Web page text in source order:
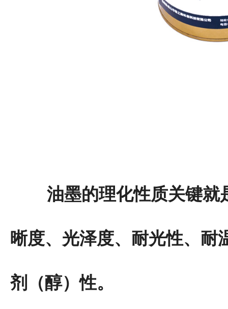
油墨的理化性质关键就
晰度、光泽度、耐光性、耐
剂（醇）性。